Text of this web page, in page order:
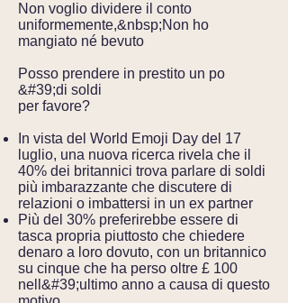
Non voglio dividere il conto
uniformemente,&nbsp;Non ho
mangiato né bevuto
Posso prendere in prestito un po
&#39;di soldi
per favore?
In vista del World Emoji Day del 17
luglio, una nuova ricerca rivela che il
40% dei britannici trova parlare di soldi
più imbarazzante che discutere di
relazioni o imbattersi in un ex partner
Più del 30% preferirebbe essere di
tasca propria piuttosto che chiedere
denaro a loro dovuto, con un britannico
su cinque che ha perso oltre £ 100
nell&#39;ultimo anno a causa di questo